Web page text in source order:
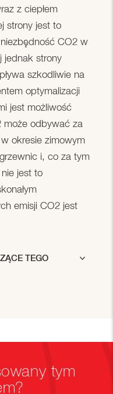
z ciepłem
strony jest to
CO2 w
jednak strony
szkodliwie na
optymalizacji
jest możliwość
może odbywać za
okresie zimowym
i, co za tym
jest to
emisji CO2 jest
TEGO
tym